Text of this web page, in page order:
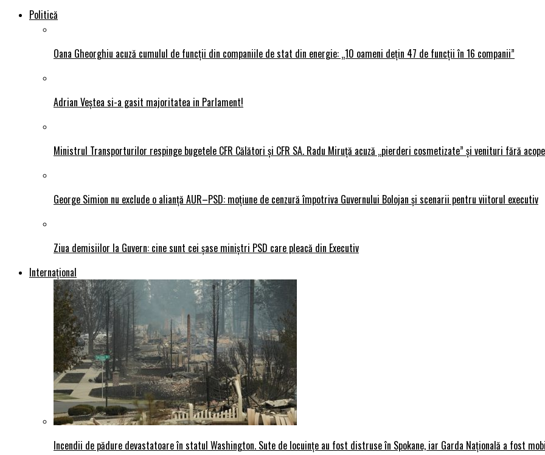
Politică
Oana Gheorghiu acuză cumulul de funcții din companiile de stat din energie: „10 oameni dețin 47 de funcții în 16 companii”
Adrian Veștea si-a gasit majoritatea in Parlament!
Ministrul Transporturilor respinge bugetele CFR Călători și CFR SA. Radu Miruță acuză „pierderi cosmetizate” și venituri fără
George Simion nu exclude o alianță AUR–PSD: moțiune de cenzură împotriva Guvernului Bolojan și scenarii pentru viitorul executiv
Ziua demisiilor la Guvern: cine sunt cei șase miniștri PSD care pleacă din Executiv
Internațional
Incendii de pădure devastatoare în statul Washington. Sute de locuințe au fost distruse în Spokane, iar Garda Națională a fost